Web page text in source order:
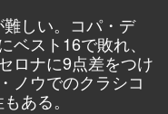
しい。コパ・デ
スト16で敗れ、
ロナに9点差をつけ
ノウでのクラシコ
ある。